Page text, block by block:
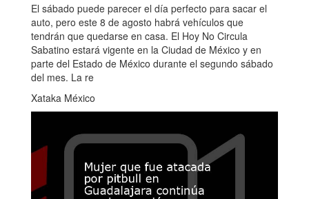
El sábado puede parecer el día perfecto para sacar el
auto, pero este 8 de agosto habrá vehículos que
tendrán que quedarse en casa. El Hoy No Circula
Sabatino estará vigente en la Ciudad de México y en
parte del Estado de México durante el segundo sábado
del mes. La re
Xataka México